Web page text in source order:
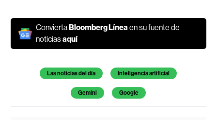
Convierta Bloomberg Líneaen su fuente de
noticiasaquí
Temas de este artículo
Las noticias del día Inteligencia artificial
Gemini Google